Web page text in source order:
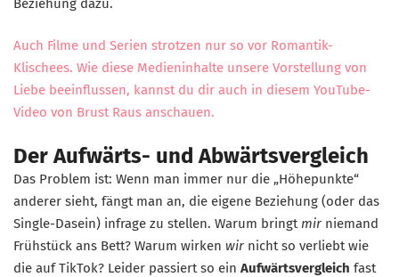
Beziehung dazu.
Auch Filme und Serien strotzen nur so vor Romantik-
Klischees. Wie diese Medieninhalte unsere Vorstellung von
Liebe beeinflussen, kannst du dir auch in diesem YouTube-
Video von Brust Raus anschauen.
Der Aufwärts- und Abwärtsvergleich
Das Problem ist: Wenn man immer nur die „Höhepunkte“
anderer sieht, fängt man an, die eigene Beziehung (oder das
Single-Dasein) infrage zu stellen. Warum bringt mir niemand
Frühstück ans Bett? Warum wirken wir nicht so verliebt wie
die auf TikTok? Leider passiert so ein Aufwärtsvergleich fast